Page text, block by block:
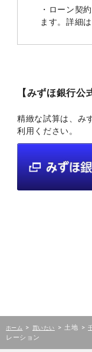
・ローン契
ます。詳細
【みずほ銀行公
精緻な試算は、み
利用ください。
ホーム > 買いたい > 土地 >
レーション